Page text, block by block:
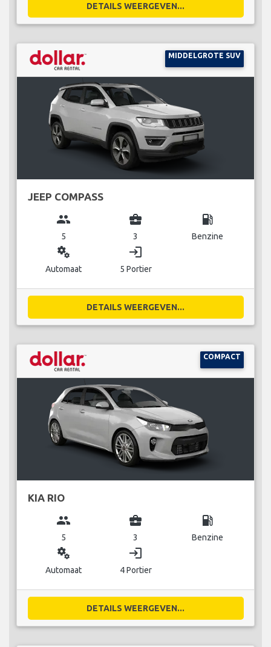
DETAILS WEERGEVEN...
MIDDELGROTE SUV
JEEP COMPASS
group
5
business_center
3
local_gas_station
Benzine
miscellaneous_services
Automaat
login
5 Portier
DETAILS WEERGEVEN...
COMPACT
KIA RIO
group
5
business_center
3
local_gas_station
Benzine
miscellaneous_services
Automaat
login
4 Portier
DETAILS WEERGEVEN...